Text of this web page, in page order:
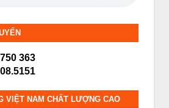
363
VIỆT NAM CHẤT LƯỢNG CAO